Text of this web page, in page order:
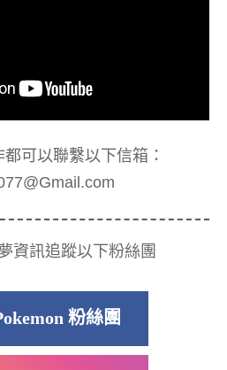
可以聯繫以下信箱：
資訊追蹤以下粉絲團
粉絲團